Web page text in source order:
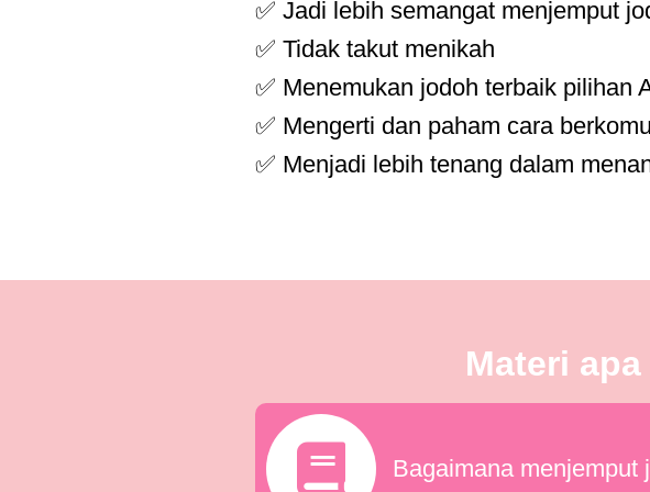
✅ Jadi lebih semangat menjemput
✅ Tidak takut menikah
✅ Menemukan jodoh terbaik pilihan
✅ Mengerti dan paham cara
✅ Menjadi lebih tenang dalam
Materi
Bagaimana menjemput